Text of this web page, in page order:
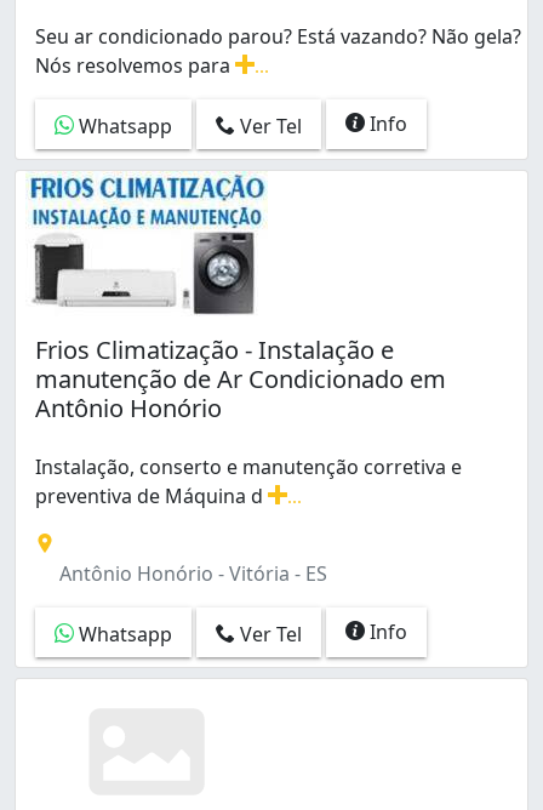
Seu ar condicionado parou? Está vazando? Não gela?
Nós resolvemos para
Whatsapp
Ver Tel Info
Frios Climatização - Instalação e
manutenção de Ar Condicionado em
Antônio Honório
Instalação, conserto e manutenção corretiva e
preventiva de Máquina d
Antônio Honório - Vitória - ES
Whatsapp Ver Tel Info